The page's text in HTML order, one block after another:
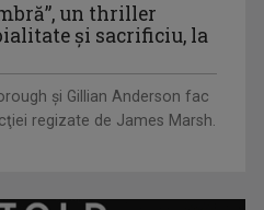
semifinale după 2-0 cu Maroc
un thriller
și sacrificiu, la
şi Gillian Anderson fac
regizate de James Marsh.